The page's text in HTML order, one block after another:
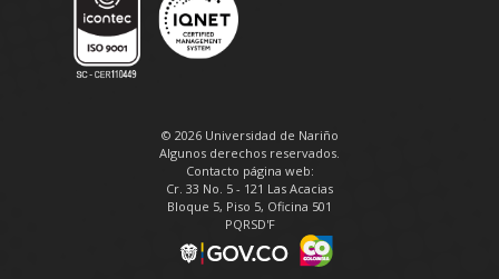
© 2026 Universidad de Nariño
Algunos derechos reservados.
Contacto página web:
Cr. 33 No. 5 - 121 Las Acacias
Bloque 5, Piso 5, Oficina 501
PQRSD'F